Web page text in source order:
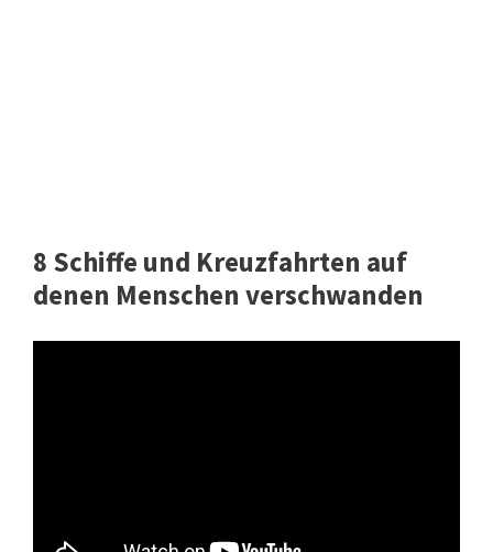
8 Schiffe und Kreuzfahrten auf
denen Menschen verschwanden